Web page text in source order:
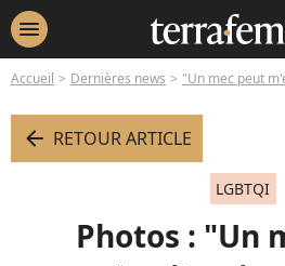
menu
Accueil Dernières news "Un mec peut m'exciter, je
arrow_left RETOUR ARTICLE
LGBTQI
Photos : "Un